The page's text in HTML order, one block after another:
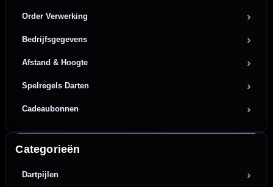
Order Verwerking
Bedrijfsgegevens
Afstand & Hoogte
Spelregels Darten
Cadeaubonnen
Categorieën
Dartpijlen